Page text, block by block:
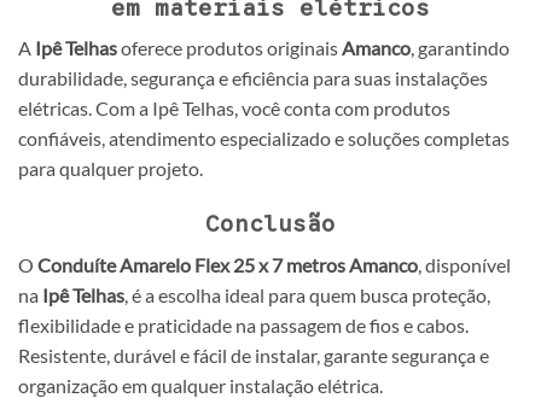
em materiais elétricos
A Ipê Telhasoferece produtos originaisAmanco, garantindo
durabilidade, segurança e eficiência para suas instalações
elétricas. Com a Ipê Telhas, você conta com produtos
confiáveis, atendimento especializado e soluções completas
para qualquer projeto.
Conclusão
O Conduíte Amarelo Flex 25 x 7 metros Amanco , disponível
na Ipê Telhas , é a escolha ideal para quem busca proteção,
flexibilidade e praticidade na passagem de fios e cabos.
Resistente, durável e fácil de instalar, garante segurança e
organização em qualquer instalação elétrica.